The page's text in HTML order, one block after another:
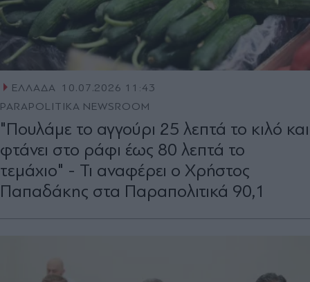
ΕΛΛΑΔΑ 10.07.2026 11:43
PARAPOLITIKA NEWSROOM
"Πουλάμε το αγγούρι 25 λεπτά το κιλό και
φτάνει στο ράφι έως 80 λεπτά το
τεμάχιο" - Τι αναφέρει ο Χρήστος
Παπαδάκης στα Παραπολιτικά 90,1